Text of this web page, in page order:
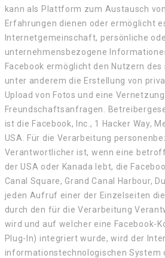
kann als Plattform zum Austausch
Erfahrungen dienen oder ermöglicht
Internetgemeinschaft, persönliche
unternehmensbezogene
Facebook ermöglicht den Nutzern
unter anderem die Erstellung von
Upload von Fotos und eine
Freundschaftsanfragen.
ist die Facebook, Inc., 1 Hacker Way,
USA. Für die Verarbeitung
Verantwortlicher ist, wenn eine
der USA oder Kanada lebt, die
Canal Square, Grand Canal Harbour,
jeden Aufruf einer der Einzelseiten
durch den für die Verarbeitung
wird und auf welcher eine Facebook-
Plug-In) integriert wurde, wird der
informationstechnologischen System